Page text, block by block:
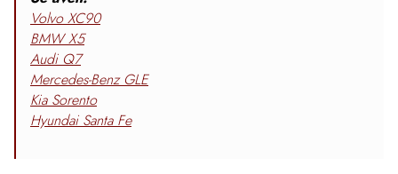
Volvo XC90
BMW X5
Audi Q7
Mercedes-Benz GLE
Kia Sorento
Hyundai Santa Fe